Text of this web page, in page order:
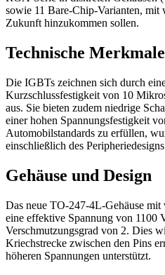
sowie 11 Bare-Chip-Varianten, mit
Zukunft hinzukommen sollen.
Technische Merkmale
Die IGBTs zeichnen sich durch
Kurzschlussfestigkeit von 10
aus. Sie bieten zudem niedrige
einer hohen Spannungsfestigkeit
Automobilstandards zu erfüllen,
einschließlich des
Gehäuse und Design
Das neue TO-247-4L-Gehäuse
eine effektive Spannung von 1100
Verschmutzungsgrad von 2. Dies
Kriechstrecke zwischen den Pins
höheren Spannungen unterstützt.